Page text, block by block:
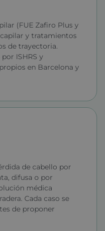
(FUE Zafiro Plus y
y tratamientos
de trayectoria.
ISHRS y
en Barcelona y
de cabello por
difusa o por
médica
Cada caso se
de proponer